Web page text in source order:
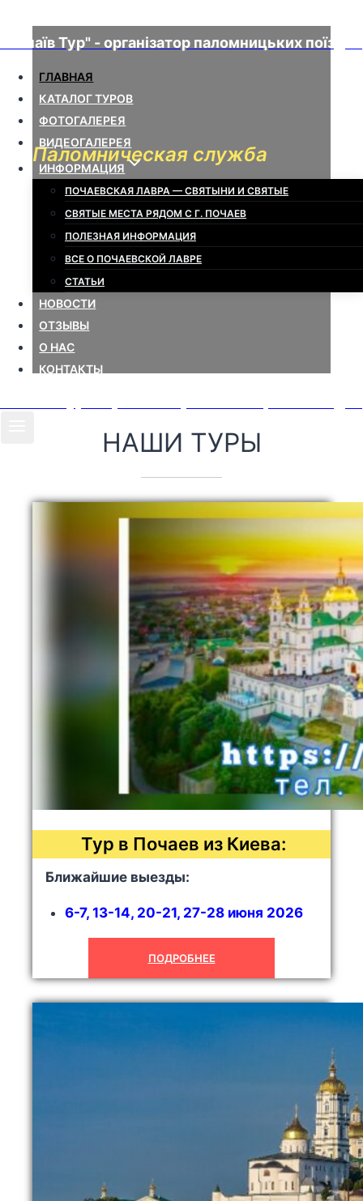
Перейти
содержимому
"Почаїв Тур" - організатор паломницьких поїздок
ГЛАВНАЯ
КАТАЛОГ ТУРОВ
ФОТОГАЛЕРЕЯ
ВИДЕОГАЛЕРЕЯ
ИНФОРМАЦИЯ
ПОЧАЕВСКАЯ ЛАВРА — СВЯТЫНИ И СВЯТЫЕ
СВЯТЫЕ МЕСТА РЯДОМ С Г. ПОЧАЕВ
ПОЛЕЗНАЯ ИНФОРМАЦИЯ
ВСЕ О ПОЧАЕВСКОЙ ЛАВРЕ
СТАТЬИ
НОВОСТИ
ОТЗЫВЫ
О НАС
КОНТАКТЫ
Паломническая служба
ПОЕЗДКИ В ПОЧАЕВ И ИСТОЧНИКУ СВЯТОЙ АННЫ
+38 (067) 448 50 60 (есть Viber)
НАШИ ТУРЫ
Тур в Почаев из Киева:
Ближайшие выезды:
6-7, 13-14, 20-21, 27-28 июня 2026
ПОДРОБНЕЕ